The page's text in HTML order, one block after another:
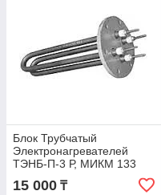
Блок Трубчатый
Электронагревателей
ТЭНБ-П-3 Р, МИКМ 133
15 000 ₸